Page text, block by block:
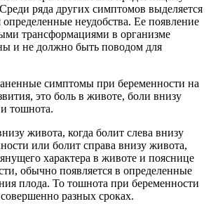
ряда других симптомов выделяется
неудобства. Ее появление
трансформациями в организме
и не должно быть поводом для
симптомы при беременности на
это боль в животе, боли внизу
тошнота.
живота, когда болит слева внизу
или болит справа внизу живота,
характера в животе и пояснице
обычно появляется в определенные
плода. То тошнота при беременности
разных сроках.